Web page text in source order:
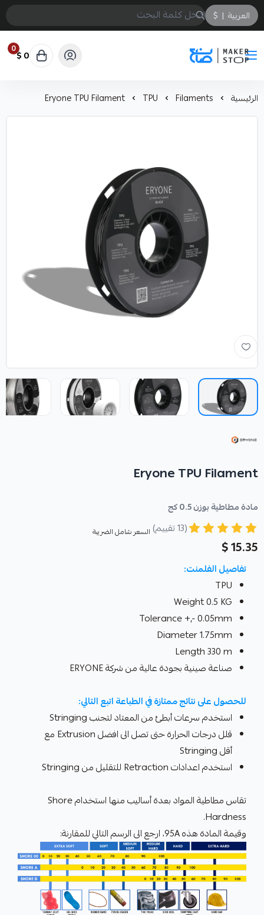
العربية |
$
صانع
0 0 $
الرئيسية Filaments
TPU
Eryone TPU Filament
Eryone TPU Filament
مادة مطاطية بوزن 0.5 كج
(13 تقييم) السعر شامل الضريبة
15.35 $
تفاصيل الفلمنت:
TPU
Weight 0.5 KG
Tolerance +,- 0.05mm
Diameter 1.75mm
Length 330 m
صناعة صينية بجودة عالية من شركة ERYONE
للحصول على نتائج ممتازة في الطباعة اتبع التالي:
استخدم سرعات أبطئ من المعتاد لتجنب Stringing
قلل درجات الحرارة حتى تصل الى افضل Extrusion مع
أقل Stringing
استخدم اعدادات Retraction للتقليل من Stringing
تقاس مطاطية المواد بعدة أساليب منها استخدام Shore
Hardness.
وقيمة المادة هذه 95A، ارجع الى الرسم التالي للمقارنة: